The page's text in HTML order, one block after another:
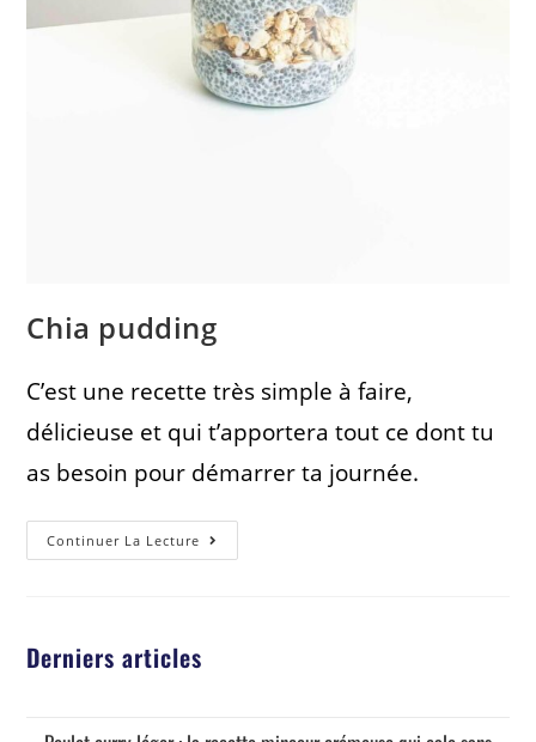
Chia pudding
C’est une recette très simple à faire,
délicieuse et qui t’apportera tout ce dont tu
as besoin pour démarrer ta journée.
Continuer La Lecture
Derniers articles